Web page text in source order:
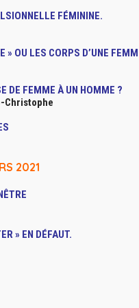
FÉMININE.
» OU LES CORPS D’UNE
DE FEMME À UN HOMME ?
Christophe
2021
» EN DÉFAUT.